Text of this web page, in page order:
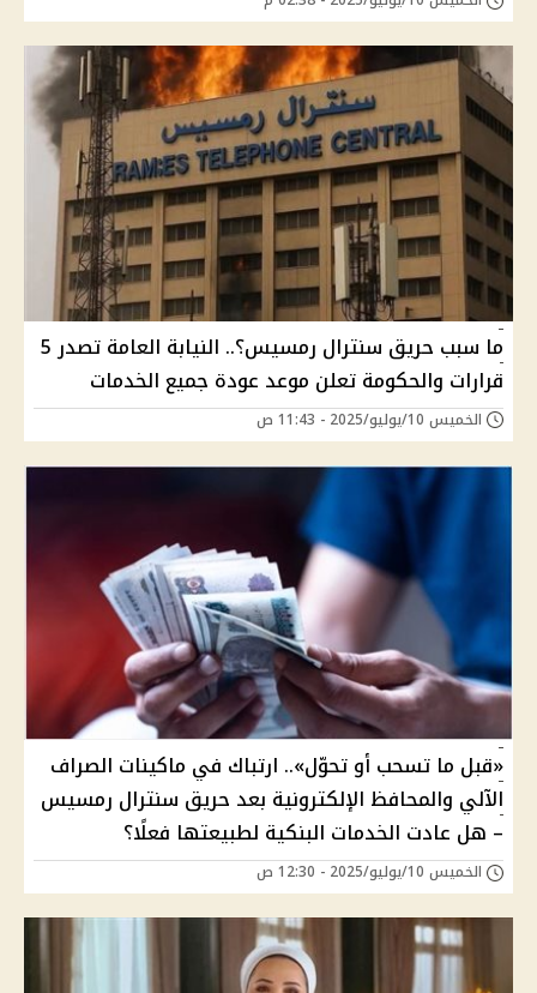
ما سبب حريق سنترال رمسيس؟.. النيابة العامة تصدر 5
قرارات والحكومة تعلن موعد عودة جميع الخدمات
الخميس 10/يوليو/2025 - 11:43 ص
«قبل ما تسحب أو تحوّل».. ارتباك في ماكينات الصراف
الآلي والمحافظ الإلكترونية بعد حريق سنترال رمسيس
– هل عادت الخدمات البنكية لطبيعتها فعلًا؟
الخميس 10/يوليو/2025 - 12:30 ص